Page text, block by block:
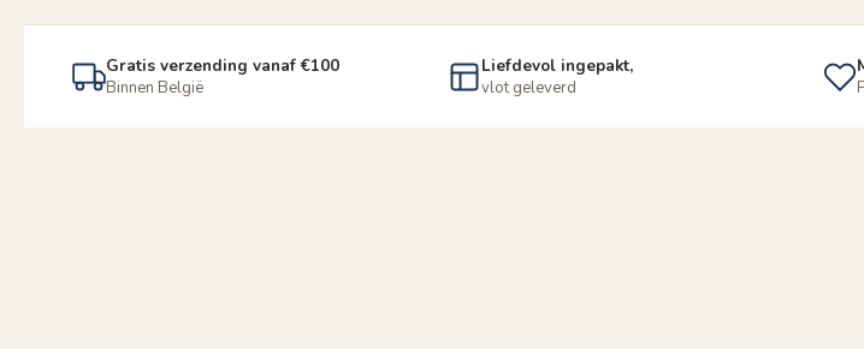
Gratis verzending vanaf €100
Binnen België
Liefdevol ingepakt,
vlot geleverd